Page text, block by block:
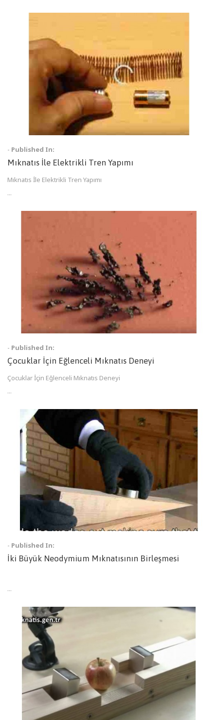
- Published In:
Mıknatıs İle Elektrikli Tren Yapımı
Mıknatıs İle Elektrikli Tren Yapımı
...
- Published In:
Çocuklar İçin Eğlenceli Mıknatıs Deneyi
Çocuklar İçin Eğlenceli Mıknatıs Deneyi
...
- Published In:
İki Büyük Neodymium Mıknatısının Birleşmesi
...